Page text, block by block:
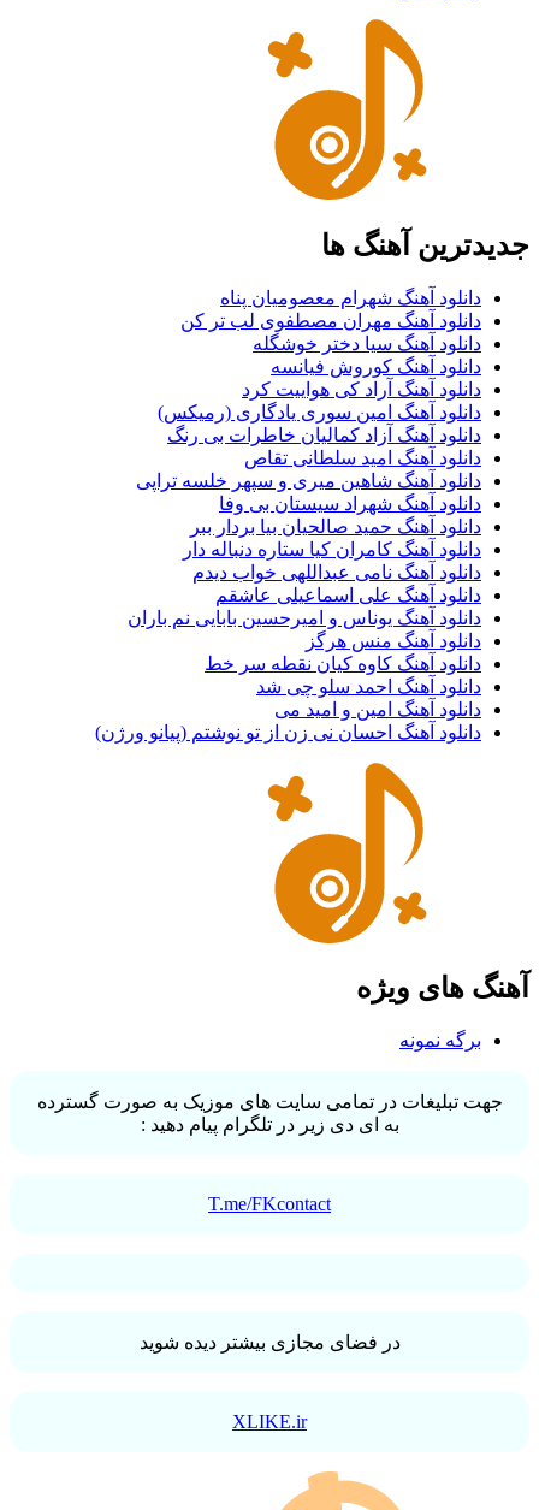
جدیدترین آهنگ ها
دانلود آهنگ شهرام معصومیان پناه
دانلود آهنگ مهران مصطفوی لب تر کن
دانلود آهنگ سیا دختر خوشگله
دانلود آهنگ کوروش فیانسه
دانلود آهنگ آراد کی هواییت کرد
دانلود آهنگ امین سوری یادگاری (رمیکس)
دانلود آهنگ آزاد کمالیان خاطرات بی رنگ
دانلود آهنگ امید سلطانی تقاص
دانلود آهنگ شاهین میری و سپهر خلسه تراپی
دانلود آهنگ شهراد سیستان بی وفا
دانلود آهنگ حمید صالحیان بیا بردار ببر
دانلود آهنگ کامران کیا ستاره دنباله دار
دانلود آهنگ نامی عبداللهی خواب دیدم
دانلود آهنگ علی اسماعیلی عاشقم
دانلود آهنگ یوناس و امیرحسین بابایی نم باران
دانلود آهنگ منس هرگز
دانلود آهنگ کاوه کیان نقطه سر خط
دانلود آهنگ احمد سلو چی شد
دانلود آهنگ امین و امید می
دانلود آهنگ احسان نی زن از تو نوشتم (پیانو ورژن)
آهنگ های ویژه
برگه نمونه
جهت تبلیغات در تمامی سایت های موزیک به صورت گسترده
به ای دی زیر در تلگرام پیام دهید :
T.me/FKcontact
در فضای مجازی بیشتر دیده شوید
XLIKE.ir